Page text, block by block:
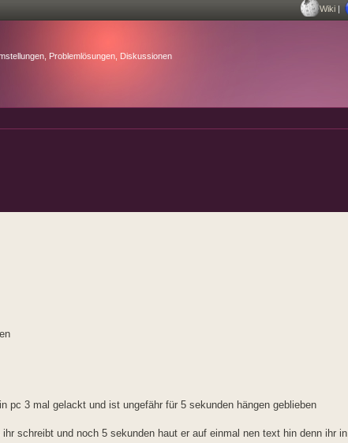
Wiki |
Problemlösungen, Diskussionen
pc 3 mal gelackt und ist ungefähr für 5 sekunden hängen geblieben
schreibt und noch 5 sekunden haut er auf einmal nen text hin denn ihr in